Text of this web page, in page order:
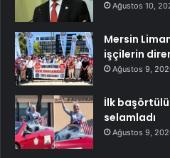
Ağustos 10,
Mersin
işçilerin
Ağustos 9,
İlk
selamladı
Ağustos 9,